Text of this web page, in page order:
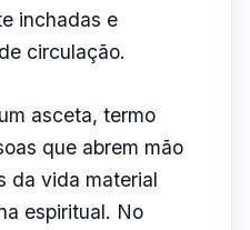
inchadas e
circulação.
asceta, termo
que abrem mão
da vida material
espiritual. No